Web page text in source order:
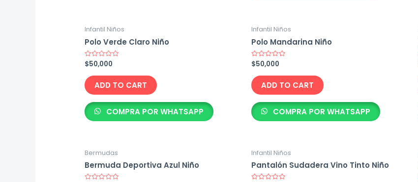
Infantil Niños
Polo Verde Claro Niño
Rated
0
out
of
5
$50,000
ADD TO CART
COMPRA POR WHATSAPP
Infantil Niños
Polo Mandarina Niño
Rated
0
out
of
5
$50,000
ADD TO CART
COMPRA POR WHATSAPP
Bermudas
Bermuda Deportiva Azul Niño
Infantil Niños
Pantalón Sudadera Vino Tinto Niño